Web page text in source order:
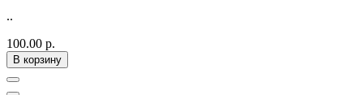
..
100.00 р.
В корзину